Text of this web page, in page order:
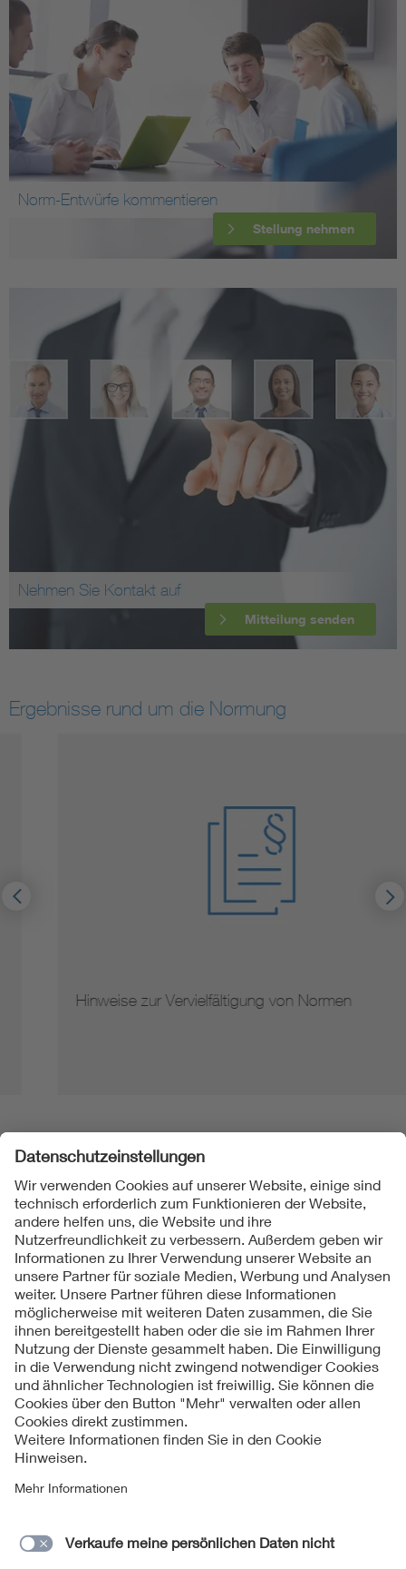
Norm-Entwürfe kommentieren
Stellung nehmen
Nehmen Sie Kontakt auf
Mitteilung senden
Ergebnisse rund um die Normung
Hinweise zur Vervielfältigung von Normen
Folgen Sie uns
Kontakt
Impressum
Datenschutzinformationen
Cookie Hinweise
Compliance
Jahresarchiv